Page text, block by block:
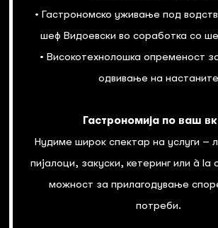
• Гастрономско уживање под
шеф Видоевски во соработка со
• Високотехнолошка опременост
одвивање на настаните
Гастрономија по ваш
Нудиме широк спектар на услуги –
пијалоци, закуски, кетеринг или à
можност за прилагодување
потреби.